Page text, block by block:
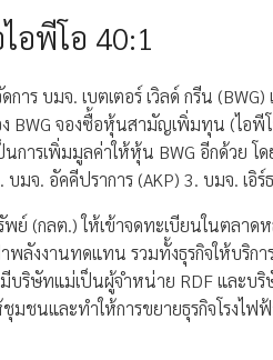
อพีโอ 40:1
ร บมจ. เบตเตอร์ เวิลด์ กรีน
จองซื้อหุ้นสามัญเพิ่มทุน (ไอ
รเพิ่มมูลค่าให้หุ้น BWG อีกด้วย
จ. อัคคีปราการ (AKP) 3. บมจ. เอิร์
ย์ (กลต.) ให้เข้าจดทะเบียนในต
งานทดแทน รวมทั้งธุรกิจให้บริกา
บริษัทแม่เป็นผู้จำหน่าย RDF และ
ชนและทำให้การขยายธุรกิจโรงไฟ